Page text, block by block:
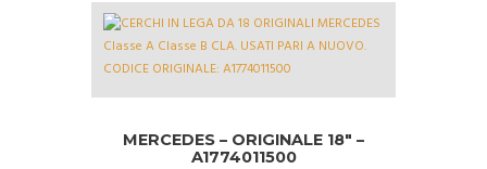
MERCEDES – ORIGINALE 18″ –
A1774011500